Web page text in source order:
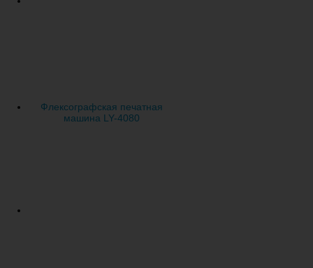
Флексографская печатная
машина LY-4080